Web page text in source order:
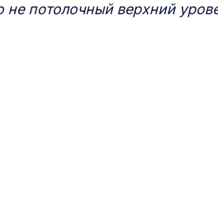
потолочный верхний